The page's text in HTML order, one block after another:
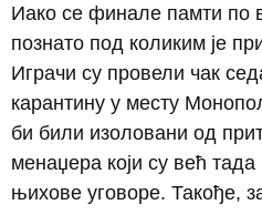
Иако се финале памти по
познато под коликим је
Играчи су провели чак
карантину у месту
би били изоловани од
менаџера који су већ
њихове уговоре. Такође,